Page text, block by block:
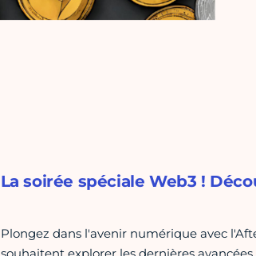
La soirée spéciale Web3 !
Plongez dans l'avenir numérique avec